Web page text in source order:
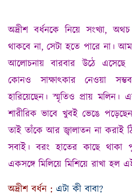
অদ্রীশ বর্ধনকে নিয়ে সংখ্যা,অথচ
থাকবে না,সেটা হতে পারে না।
আলোচনায় বারবার উঠে
কোনও সাক্ষাৎকার নেওয়া
হারিয়েছেন। স্মৃতিও প্রায়
শারীরিক ভাবে খুবই ভেঙে
তাই তাঁকে আর জ্বালাতন না করাই
সবাই। বরং হাতের কাছে থাকা
একসঙ্গে মিলিয়ে মিশিয়ে রাখা হল
অদ্রীশ বর্ধন : এটা কী বাবা?